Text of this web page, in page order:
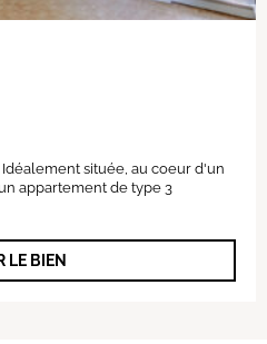
située, au coeur d'un
appartement de type 3
LE BIEN